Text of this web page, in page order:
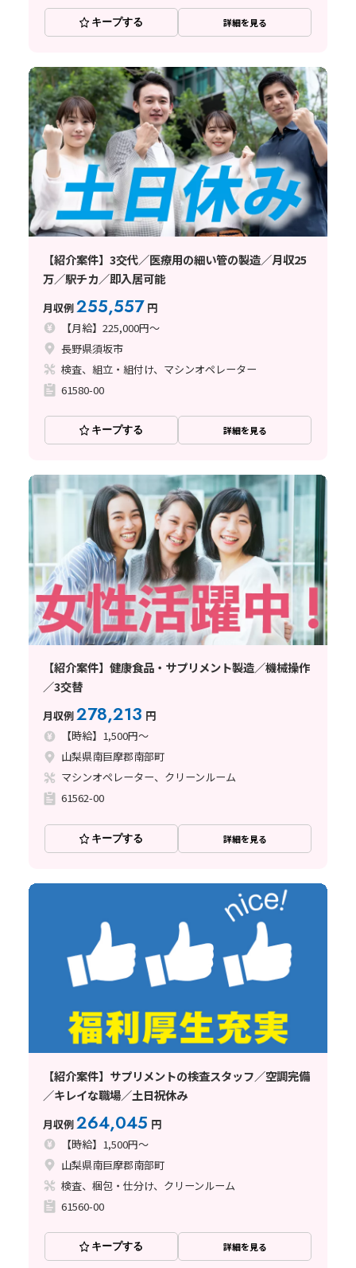
キープする 詳細を見る
【紹介案件】3交代／医療用の細い管の製造／月収25
万／駅チカ／即入居可能
月収例255,557 円
【月給】225,000円～
長野県須坂市
検査、組立・組付け、マシンオペレーター
61580-00
キープする 詳細を見る
【紹介案件】健康食品・サプリメント製造／機械操作
／3交替
月収例278,213 円
【時給】1,500円～
山梨県南巨摩郡南部町
マシンオペレーター、クリーンルーム
61562-00
キープする 詳細を見る
【紹介案件】サプリメントの検査スタッフ／空調完備
／キレイな職場／土日祝休み
月収例264,045 円
【時給】1,500円～
山梨県南巨摩郡南部町
検査、梱包・仕分け、クリーンルーム
61560-00
キープする 詳細を見る